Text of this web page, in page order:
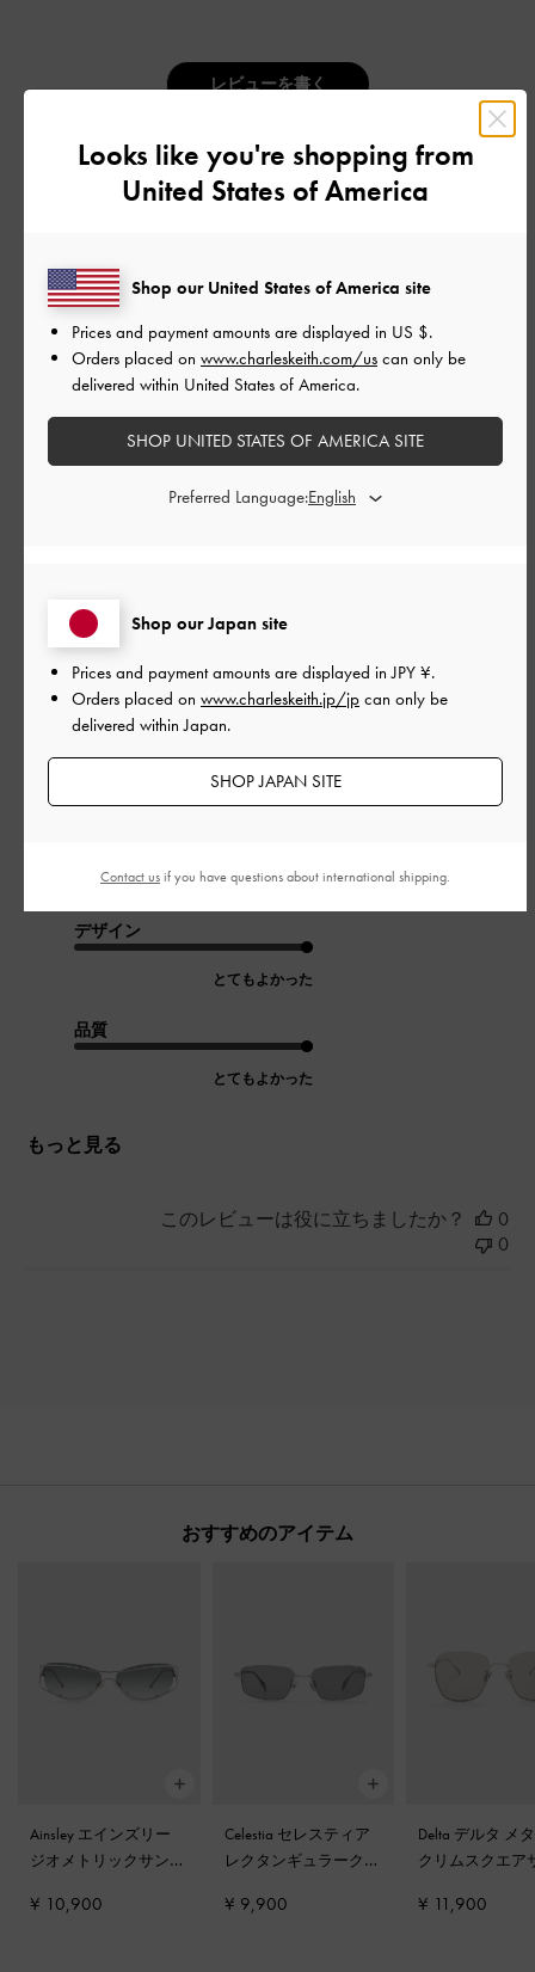
レビューを書く
デザイン
品質
とてもよかった
もっと見る
ご利用者様
とにかく可愛い！
シルバーのフレームが顔に馴染む
フレームのリボンとキラキラが最高に可愛い！
その他（シューズ以外） |
シルバー系
デザイン
とてもよかった
品質
とてもよかった
もっと見る
このレビューは役に立ちましたか？
0
0
おすすめのアイテム
Ainsley エインズリー
ジオメトリックサング
¥ 10,900
Celestia セレスティア
レクタンギュラークリ
ー
¥ 9,900
Delta デルタ メ
クリムスクエア
¥ 11,900
Looks like you're shopping from
United States of America
Shop our Japan site
Prices and payment amounts are displayed inJPY ¥.
Orders placed on www.charleskeith.jp/jp can only be
delivered within Japan.
SHOP JAPAN SITE
Shop our United States of America site
Prices and payment amounts are displayed in US $.
Orders placed on www.charleskeith.com/us can only be
delivered within United States of America.
SHOP UNITED STATES OF AMERICA SITE
Preferred Language:
Contact usif you have questions about international shipping.